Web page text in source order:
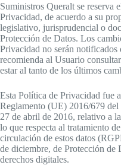
Suministros Queralt se reserva
Privacidad, de acuerdo a su
legislativo, jurisprudencial o
Protección de Datos. Los
Privacidad no serán
recomienda al Usuario
estar al tanto de los últimos
Esta Política de Privacidad fue
Reglamento (UE) 2016/679
27 de abril de 2016, relativo a
lo que respecta al tratamiento
circulación de estos datos
de diciembre, de Protección de
derechos digitales.